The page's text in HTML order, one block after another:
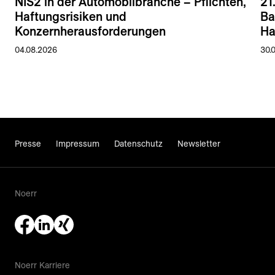
Haftungsrisiken und
Konzernherausforderungen
04.08.2026
Presse Impressum Datenschutz Newsletter
Noerr
Noerr Karriere